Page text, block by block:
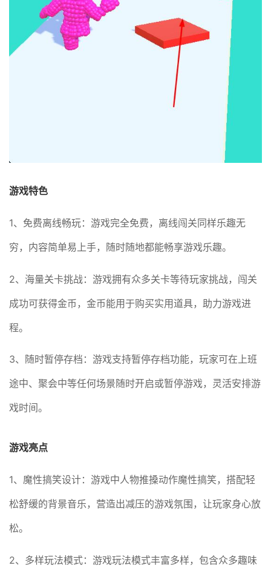
游戏特色
1、免费离线畅玩：游戏完全免费，离线闯关同样乐趣无
穷，内容简单易上手，随时随地都能畅享游戏乐趣。
2、海量关卡挑战：游戏拥有众多关卡等待玩家挑战，闯关
成功可获得金币，金币能用于购买实用道具，助力游戏进
程。
3、随时暂停存档：游戏支持暂停存档功能，玩家可在上班
途中、聚会中等任何场景随时开启或暂停游戏，灵活安排游
戏时间。
游戏亮点
1、魔性搞笑设计：游戏中人物推搡动作魔性搞笑，搭配轻
松舒缓的背景音乐，营造出减压的游戏氛围，让玩家身心放
松。
2、多样玩法模式：游戏玩法模式丰富多样，包含众多趣味